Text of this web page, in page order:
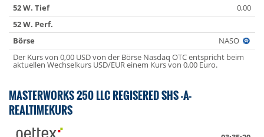
52 W. Tief
0,00
52 W. Perf.
Börse
NASO
Der Kurs von 0,00 USD von der Börse Nasdaq OTC entspricht beim
aktuellen Wechselkurs USD/EUR einem Kurs von 0,00 Euro.
MASTERWORKS 250 LLC REGISERED SHS -A-
REALTIMEKURS